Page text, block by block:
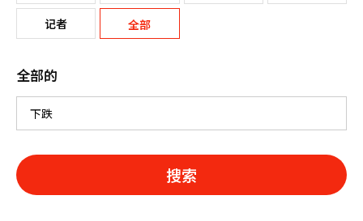
记者 全部
全部的
搜索